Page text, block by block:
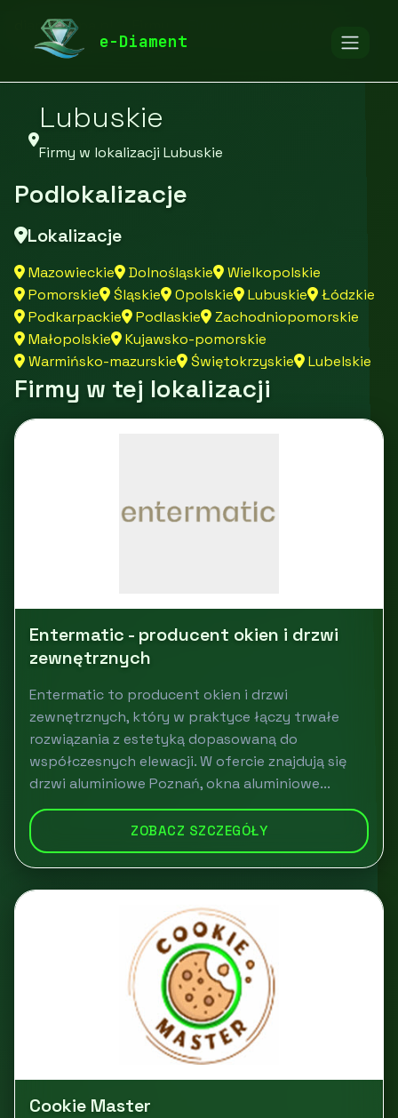
e-Diament
diamentspa.pl
Lubuskie
Firmy w lokalizacji Lubuskie
Podlokalizacje
Lokalizacje
Mazowieckie Dolnośląskie
Wielkopolskie
Pomorskie
Śląskie Opolskie Lubuskie
Łódzkie
Podkarpackie
Podlaskie
Zachodniopomorskie
Małopolskie
Kujawsko-pomorskie
Warmińsko-mazurskie
Świętokrzyskie Lubelskie
Firmy w tej lokalizacji
Entermatic - producent okien i drzwi
zewnętrznych
Entermatic to producent okien i drzwi
zewnętrznych, który w praktyce łączy trwałe
rozwiązania z estetyką dopasowaną do
współczesnych elewacji. W ofercie znajdują się
drzwi aluminiowe Poznań, okna aluminiowe...
ZOBACZ SZCZEGÓŁY
Cookie Master